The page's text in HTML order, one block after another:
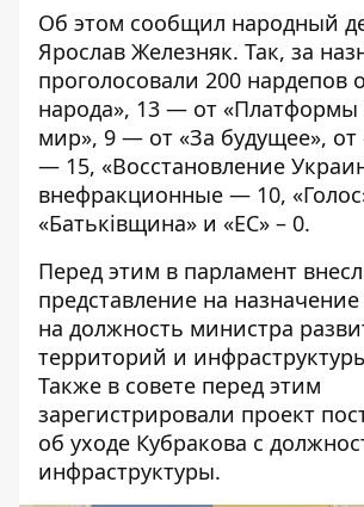
Об этом сообщил народный
Ярослав Железняк. Так, за
проголосовали 200 нардепов
народа», 13 — от «Платформы
мир», 9 — от «За будущее», от
— 15, «Восстановление
внефракционные — 10,
«Батькiвщина» и «ЕС» – 0.
Перед этим в парламент
представление на
на должность министра
территорий и
Также в совете перед этим
зарегистрировали проект
об уходе Кубракова с
инфраструктуры.